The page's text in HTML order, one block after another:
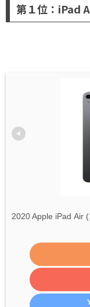
第１位：iPad
2020 Apple iPad Air